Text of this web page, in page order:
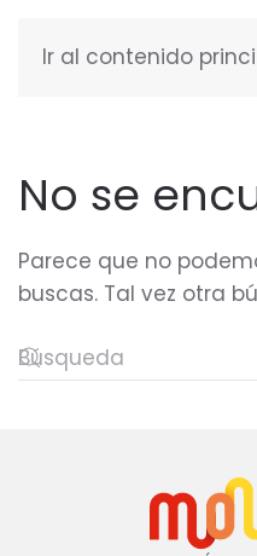
Ir al contenido
No se
Parece que no
buscas. Tal vez otra